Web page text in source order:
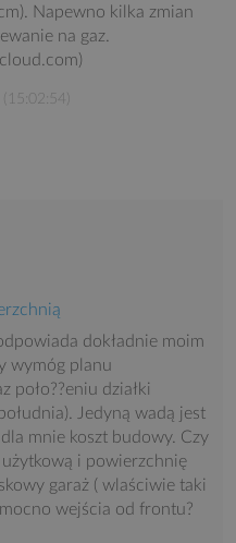
Napewno kilka zmian
na gaz.
dokładnie moim
wymóg planu
poło??eniu działki
Jedyną wadą jest
mnie koszt budowy. Czy
i powierzchnię
garaż ( wlaściwie taki
wejścia od frontu?